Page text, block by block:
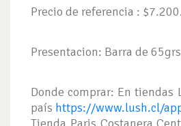
Precio de referencia :
Presentacion: Barra de
Donde comprar: En tiendas
país https://www.lush.cl/